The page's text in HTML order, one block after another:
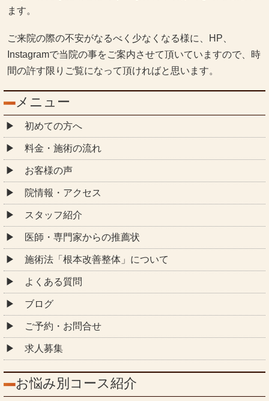
ます。
ご来院の際の不安がなるべく少なくなる様に、HP、
Instagramで当院の事をご案内させて頂いていますので、時
間の許す限りご覧になって頂ければと思います。
メニュー
初めての方へ
料金・施術の流れ
お客様の声
院情報・アクセス
スタッフ紹介
医師・専門家からの推薦状
施術法「根本改善整体」について
よくある質問
ブログ
ご予約・お問合せ
求人募集
お悩み別コース紹介